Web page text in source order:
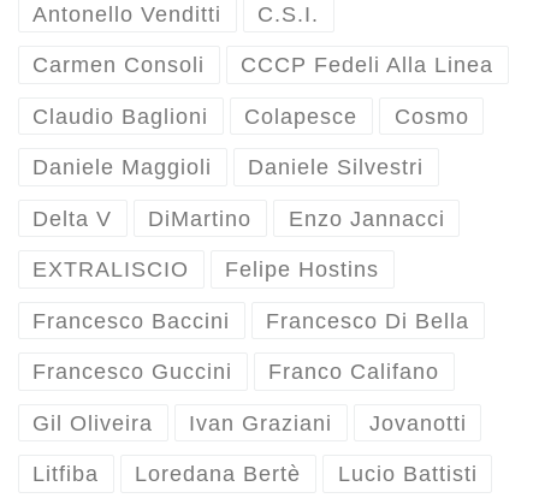
Antonello Venditti C.S.I.
Carmen Consoli CCCP Fedeli Alla Linea
Claudio Baglioni Colapesce Cosmo
Daniele Maggioli Daniele Silvestri
Delta V DiMartino Enzo Jannacci
EXTRALISCIO Felipe Hostins
Francesco Baccini Francesco Di Bella
Francesco Guccini Franco Califano
Gil Oliveira Ivan Graziani Jovanotti
Litfiba Loredana Bertè Lucio Battisti